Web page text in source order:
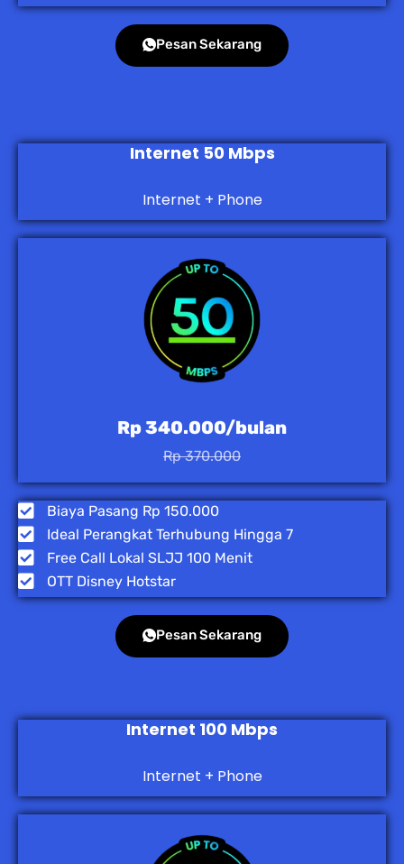
Pesan Sekarang
Internet 50 Mbps
Internet + Phone
Rp 340.000/bulan
Rp 370.000
Biaya Pasang Rp 150.000
Ideal Perangkat Terhubung Hingga 7
Free Call Lokal SLJJ 100 Menit
OTT Disney Hotstar
Pesan Sekarang
Internet 100 Mbps
Internet + Phone